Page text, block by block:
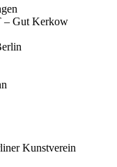
– Gut Kerkow
Kunstverein